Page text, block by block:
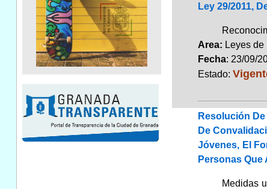
Ley 29/2011,
Area: Leyes
Fecha: 23/09/
Estado:
Resolución
De
Jóvenes, El
Personas
Medidas